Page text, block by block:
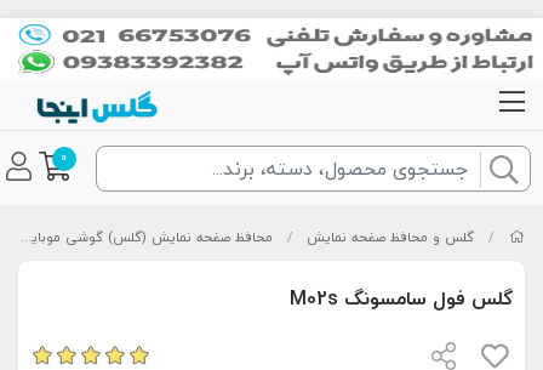
0
/ گلس و محافظ صفحه نمایش / محافظ صفحه نمایش (گلس) گوشی موبایل
گلس فول سامسونگ M02s